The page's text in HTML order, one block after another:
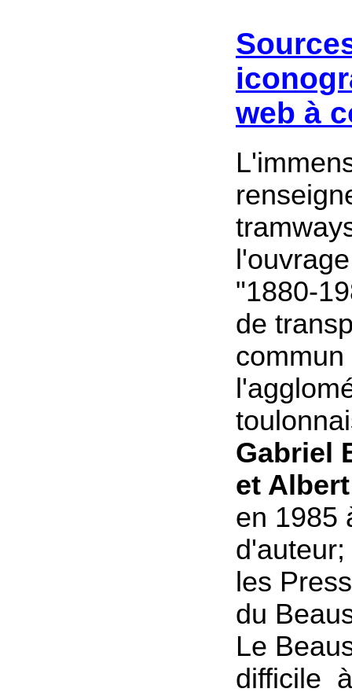
web à
"1880-
de
commun
Gabriel
et
en 1985
les
du
Le
difficile